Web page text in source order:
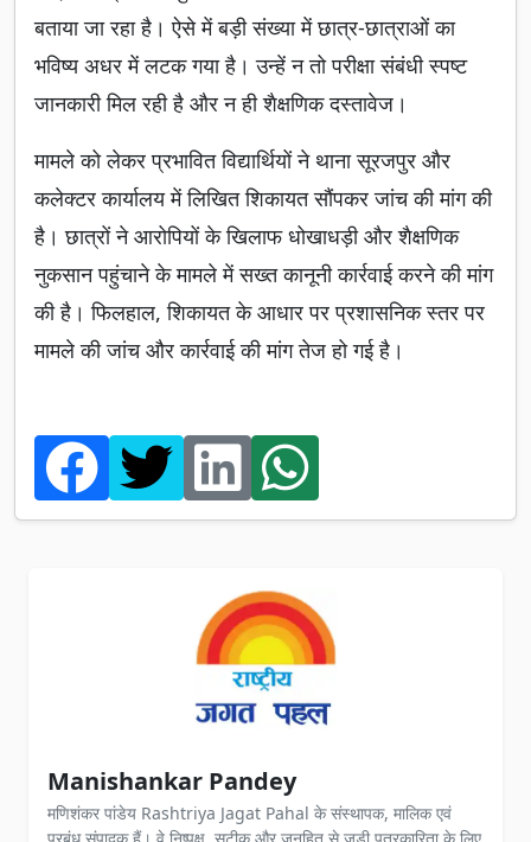
बताया जा रहा है। ऐसे में बड़ी संख्या में छात्र-छात्राओं का
भविष्य अधर में लटक गया है। उन्हें न तो परीक्षा संबंधी स्पष्ट
जानकारी मिल रही है और न ही शैक्षणिक दस्तावेज।
मामले को लेकर प्रभावित विद्यार्थियों ने थाना सूरजपुर और
कलेक्टर कार्यालय में लिखित शिकायत सौंपकर जांच की मांग की
है। छात्रों ने आरोपियों के खिलाफ धोखाधड़ी और शैक्षणिक
नुकसान पहुंचाने के मामले में सख्त कानूनी कार्रवाई करने की मांग
की है। फिलहाल, शिकायत के आधार पर प्रशासनिक स्तर पर
मामले की जांच और कार्रवाई की मांग तेज हो गई है।
Manishankar Pandey
मणिशंकर पांडेय Rashtriya Jagat Pahal के संस्थापक, मालिक एवं